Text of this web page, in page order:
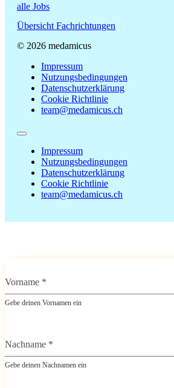
alle Jobs
Übersicht Fachrichtungen
© 2026 medamicus
Impressum
Nutzungsbedingungen
Datenschutzerklärung
Cookie Richtlinie
team@medamicus.ch
Impressum
Nutzungsbedingungen
Datenschutzerklärung
Cookie Richtlinie
team@medamicus.ch
Vorname *
Gebe deinen Vornamen ein
Nachname *
Gebe deinen Nachnamen ein